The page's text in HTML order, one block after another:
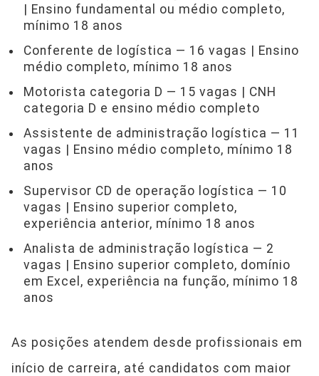
| Ensino fundamental ou médio completo,
mínimo 18 anos
Conferente de logística — 16 vagas | Ensino
médio completo, mínimo 18 anos
Motorista categoria D — 15 vagas | CNH
categoria D e ensino médio completo
Assistente de administração logística — 11
vagas | Ensino médio completo, mínimo 18
anos
Supervisor CD de operação logística — 10
vagas | Ensino superior completo,
experiência anterior, mínimo 18 anos
Analista de administração logística — 2
vagas | Ensino superior completo, domínio
em Excel, experiência na função, mínimo 18
anos
As posições atendem desde profissionais em
início de carreira, até candidatos com maior